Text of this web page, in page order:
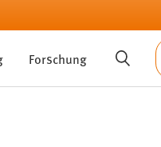
Forschung SUCHE